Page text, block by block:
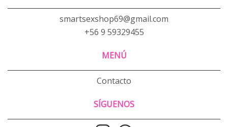
smartsexshop69@gmail.com
+56 9 59329455
MENÚ
Contacto
SÍGUENOS